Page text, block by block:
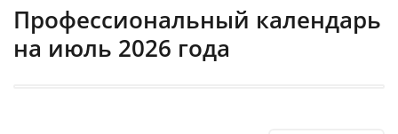
Профессиональный календарь
на июль 2026 года